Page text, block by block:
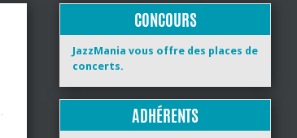
CONCOURS
JazzMania vous offre des places de
concerts.
ADHÉRENTS